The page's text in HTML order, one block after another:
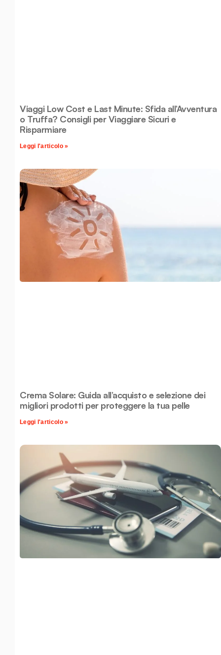
Viaggi Low Cost e Last Minute: Sfida all’Avventura
o Truffa? Consigli per Viaggiare Sicuri e
Risparmiare
Leggi l'articolo »
Crema Solare: Guida all’acquisto e selezione dei
migliori prodotti per proteggere la tua pelle
Leggi l'articolo »